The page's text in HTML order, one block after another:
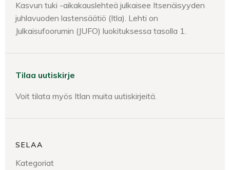
Kasvun tuki -aikakauslehteä julkaisee Itsenäisyyden
juhlavuoden lastensäätiö (Itla). Lehti on
Julkaisufoorumin (JUFO) luokituksessa tasolla 1.
Tilaa uutiskirje
Voit tilata myös Itlan muita uutiskirjeitä.
SELAA
Kategoriat